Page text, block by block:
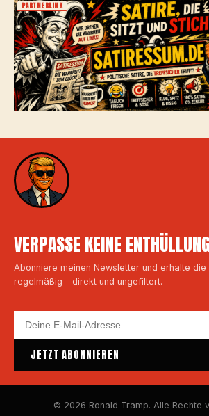
PARTNERLINK
VERPASSE KEINE
Abonniere meinen Newsletter und erhalte die
regelmäßig – direkt und ungefiltert.
JETZT ABONNIEREN
© 2026 Ronald Tramp. Alle Rechte